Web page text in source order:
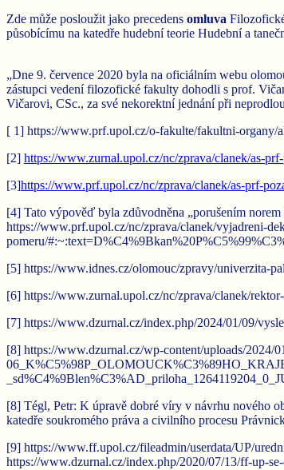
Zde může posloužit jako precedens omluva
působícímu na katedře hudební teorie Hudební a
„Dne 9. července 2020 byla na oficiálním webu
zástupci vedení filozofické fakulty dohodli s prof.
Vičarovi, CSc., za své nekorektní jednání při
[ 1] https://www.prf.upol.cz/o-fakulte/fakultni-organy/
[2] https://www.zurnal.upol.cz/nc/zprava/clanek/as-
[3]https://www.prf.upol.cz/nc/zprava/clanek/as-prf-
[4] Tato výpověď byla zdůvodněna „porušením
https://www.prf.upol.cz/nc/zprava/clanek/vyjadreni-
pomeru/
[5] https://www.idnes.cz/olomouc/zpravy/univerzita-
[6] https://www.zurnal.upol.cz/nc/zprava/clanek/
[7] https://www.dzurnal.cz/index.php/2024/01/09/
[8] https://www.dzurnal.cz/wp-content/uploads/2024/
[8] Tégl, Petr: K úpravě dobré víry v návrhu nového
katedře soukromého práva a civilního procesu
[9] https://www.ff.upol.cz/fileadmin/userdata/UP/
https://www.dzurnal.cz/index.php/2020/07/13/ff-up-